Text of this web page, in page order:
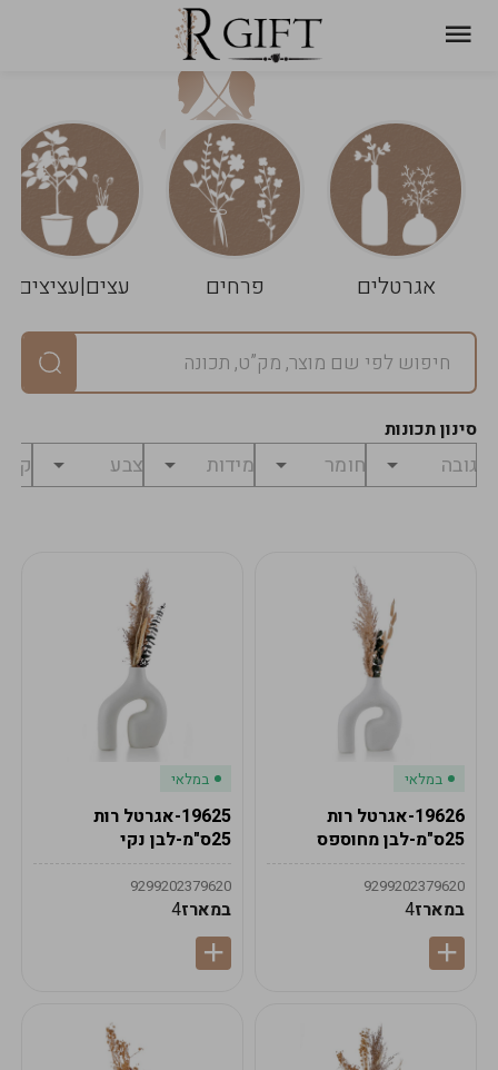
אגרטלים פרחים עצים|עציצים
סינון תכונות
במלאי
19626-אגרטל רות
25ס"מ-לבן מחוספס
9299202379620
במארז4
במלאי
19625-אגרטל רות
25ס"מ-לבן נקי
9299202379620
במארז4
עגלת
שלך
ניקוי
הסל
במארז
מחיר
לפני
₪0
לתשלום